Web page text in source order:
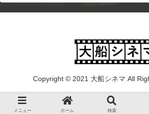
Copyright © 2021 大船シネマ All
メニュー ホーム 検索